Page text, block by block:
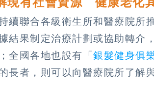
續聯合各級衛生所和醫療院所
結果制定治療計劃或協助轉介
全國各地也設有「 銀髮健身俱
長者，則可以向醫療院所了解